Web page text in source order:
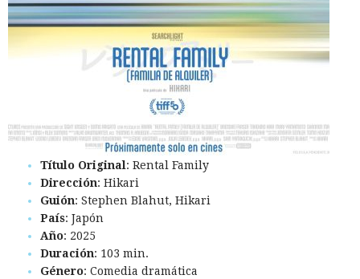
Título Original: Rental Family
Dirección: Hikari
Guión: Stephen Blahut, Hikari
País: Japón
Año: 2025
Duración: 103 min.
Género: Comedia dramática